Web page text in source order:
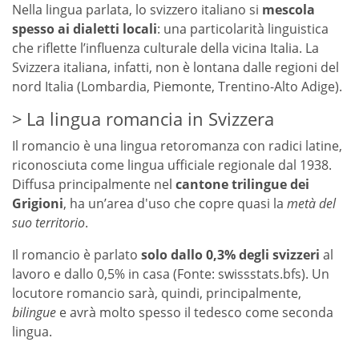
Nella lingua parlata, lo svizzero italiano si mescola
spesso ai dialetti locali: una particolarità linguistica
che riflette l’influenza culturale della vicina Italia. La
Svizzera italiana, infatti, non è lontana dalle regioni del
nord Italia (Lombardia, Piemonte, Trentino-Alto Adige).
La lingua romancia in Svizzera
Il romancio è una lingua retoromanza con radici latine,
riconosciuta come lingua ufficiale regionale dal 1938.
Diffusa principalmente nel cantone trilingue dei
Grigioni, ha un’area d'uso che copre quasi la metà del
suo territorio.
Il romancio è parlato solo dallo 0,3% degli svizzeri al
lavoro e dallo 0,5% in casa (Fonte: swissstats.bfs). Un
locutore romancio sarà, quindi, principalmente,
bilingue e avrà molto spesso il tedesco come seconda
lingua.